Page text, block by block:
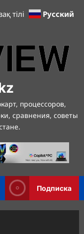
процессоров,
сравнения, советы
Подписка
тілі Русский